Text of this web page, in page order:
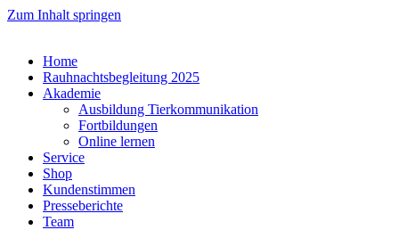
Zum Inhalt springen
Home
Rauhnachtsbegleitung 2025
Akademie
Ausbildung Tierkommunikation
Fortbildungen
Online lernen
Service
Shop
Kundenstimmen
Presseberichte
Team